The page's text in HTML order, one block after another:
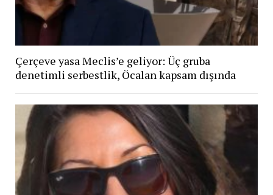
Çerçeve yasa Meclis’e geliyor: Üç gruba
denetimli serbestlik, Öcalan kapsam dışında